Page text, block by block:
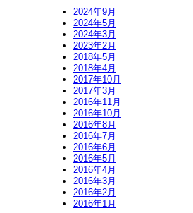
2024年9月
2024年5月
2024年3月
2023年2月
2018年5月
2018年4月
2017年10月
2017年3月
2016年11月
2016年10月
2016年8月
2016年7月
2016年6月
2016年5月
2016年4月
2016年3月
2016年2月
2016年1月